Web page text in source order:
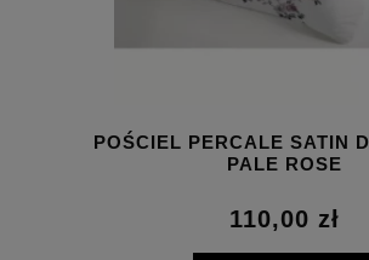
POŚCIEL PERCALE SATIN
PALE ROSE
110,00 zł